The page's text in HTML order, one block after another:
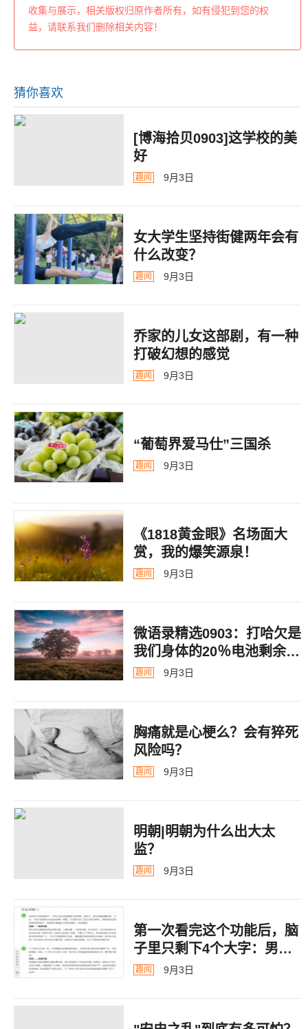
收集与展示，相关版权归原作者所有，如有侵犯到您的权
益，请联系我们删除相关内容！
猜你喜欢
[博海拾贝0903]这学校的美
好
趣闻 9月3日
女大学生坚持街健两年会有
什么改变？
趣闻 9月3日
乔家的儿女这部剧，有一种
打破幻想的感觉
趣闻 9月3日
“葡萄界爱马仕”三国杀
趣闻 9月3日
《1818黄金眼》名场面大
赏，我的爆笑源泉！
趣闻 9月3日
微语录精选0903：打哈欠是
我们身体的20％电池剩余警
告
趣闻 9月3日
胸痛就是心梗么？会有猝死
风险吗？
趣闻 9月3日
明朝|明朝为什么出大太
监？ ​​​
趣闻 9月3日
第一次看完这个功能后，脑
子里只剩下4个大字：男德
银行
趣闻 9月3日